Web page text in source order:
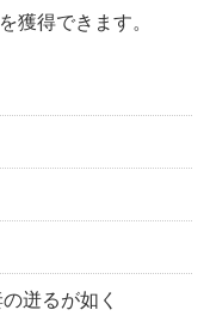
を獲得できます。
迸るが如く